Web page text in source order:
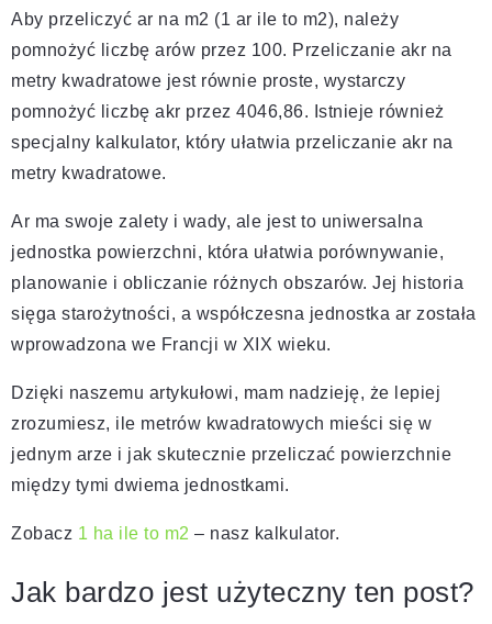
Aby przeliczyć ar na m2 (1 ar ile to m2), należy
pomnożyć liczbę arów przez 100. Przeliczanie akr na
metry kwadratowe jest równie proste, wystarczy
pomnożyć liczbę akr przez 4046,86. Istnieje również
specjalny kalkulator, który ułatwia przeliczanie akr na
metry kwadratowe.
Ar ma swoje zalety i wady, ale jest to uniwersalna
jednostka powierzchni, która ułatwia porównywanie,
planowanie i obliczanie różnych obszarów. Jej historia
sięga starożytności, a współczesna jednostka ar została
wprowadzona we Francji w XIX wieku.
Dzięki naszemu artykułowi, mam nadzieję, że lepiej
zrozumiesz, ile metrów kwadratowych mieści się w
jednym arze i jak skutecznie przeliczać powierzchnie
między tymi dwiema jednostkami.
Zobacz 1 ha ile to m2 – nasz kalkulator.
Jak bardzo jest użyteczny ten post?